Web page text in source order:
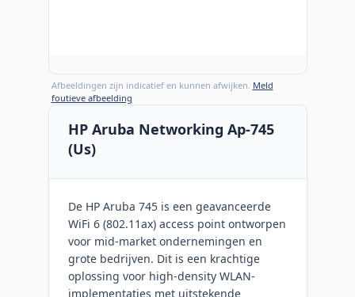
Afbeeldingen zijn indicatief en kunnen afwijken. Meld
foutieve afbeelding
HP Aruba Networking Ap-745
(Us)
De HP Aruba 745 is een geavanceerde
WiFi 6 (802.11ax) access point ontworpen
voor mid-market ondernemingen en
grote bedrijven. Dit is een krachtige
oplossing voor high-density WLAN-
implementaties met uitstekende